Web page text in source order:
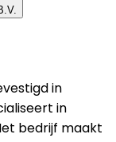
in
in
bedrijf maakt